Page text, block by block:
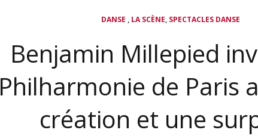
DANSE , LA SCÈNE, SPECTACLES DANSE
Benjamin Millepied
Philharmonie de Paris
création et une